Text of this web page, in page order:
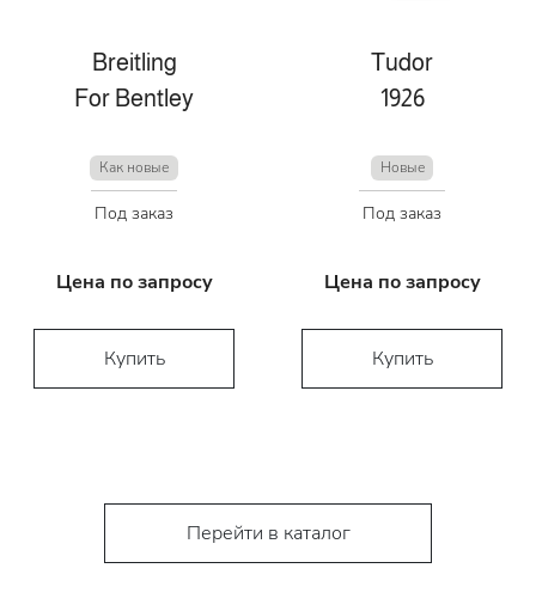
Breitling
For Bentley
Как новые
Под заказ
Цена по запросу
Купить
Tudor
1926
Новые
Под заказ
Цена по запросу
Купить
Перейти в каталог